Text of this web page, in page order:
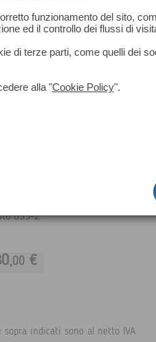
edili.
635-2
00 €
sopra indicati sono al netto IVA
funzionamento del sito,
ed il controllo dei flussi di
di terze parti, come quelli dei
alla "Cookie Policy".